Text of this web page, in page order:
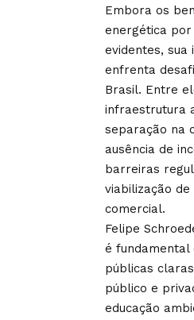
Embora os
energética por
evidentes, sua
enfrenta
Brasil. Entre
infraestrutura
separação na
ausência de
barreiras
viabilização
comercial.
Felipe
é
públicas
público e
educação